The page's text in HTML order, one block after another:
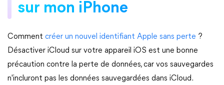
sur mon iPhone
Comment créer un nouvel identifiant Apple sans perte ?
Désactiver iCloud sur votre appareil iOS est une bonne
précaution contre la perte de données, car vos sauvegardes
n'incluront pas les données sauvegardées dans iCloud.